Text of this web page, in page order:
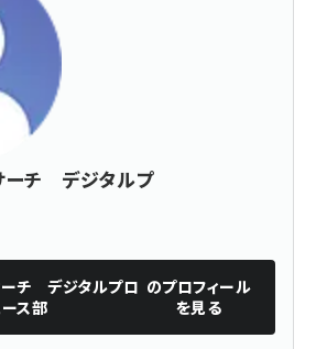
ーチ デジタルプ
ーチ デジタルプロ
ス部
のプロフィール
を見る